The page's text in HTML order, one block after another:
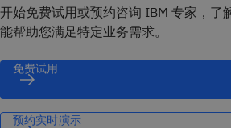
开始免费试用或预约咨询 IBM 专家，了
能帮助您满足特定业务需求。
免费试用
预约实时演示